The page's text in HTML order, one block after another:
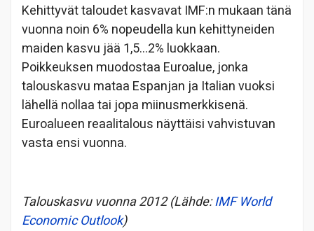
Kehittyvät taloudet kasvavat IMF:n mukaan tänä
vuonna noin 6% nopeudella kun kehittyneiden
maiden kasvu jää 1,5…2% luokkaan.
Poikkeuksen muodostaa Euroalue, jonka
talouskasvu mataa Espanjan ja Italian vuoksi
lähellä nollaa tai jopa miinusmerkkisenä.
Euroalueen reaalitalous näyttäisi vahvistuvan
vasta ensi vuonna.
Talouskasvu vuonna 2012 (Lähde:IMF World
Economic Outlook)